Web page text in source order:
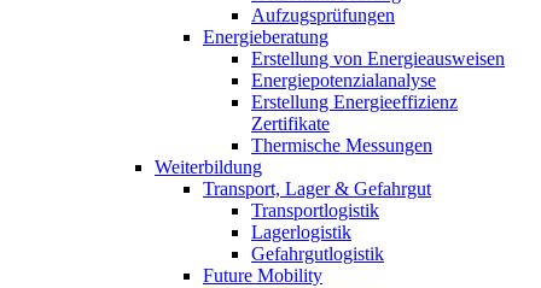
Aufzugsprüfungen
Energieberatung
Erstellung von Energieausweisen
Energiepotenzialanalyse
Erstellung Energieeffizienz
Zertifikate
Thermische Messungen
Weiterbildung
Transport, Lager & Gefahrgut
Transportlogistik
Lagerlogistik
Gefahrgutlogistik
Future Mobility